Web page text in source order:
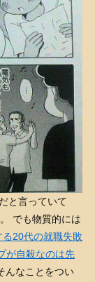
と言っていて
でも物質的には
る20代の就職失敗
が自殺なのは先
んなことをつい